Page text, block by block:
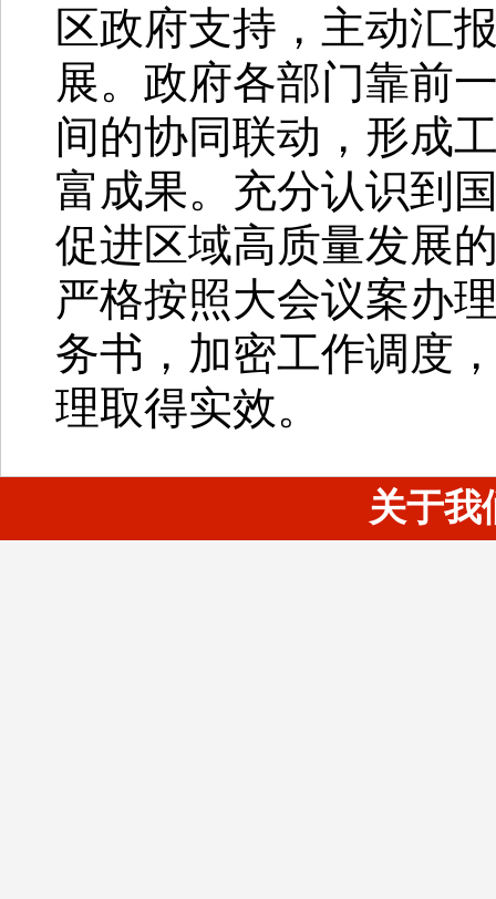
区政府支持，主动汇
展。政府各部门靠前
间的协同联动，形成
富成果。充分认识到
促进区域高质量发展
严格按照大会议案办
务书，加密工作调度
理取得实效。
关于我